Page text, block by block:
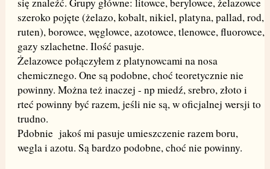
szeroko pojęte (żelazo, kobalt, nikiel, platyna, pallad, rod,
ruten), borowce, węglowce, azotowce, tlenowce, fluorowce,
gazy szlachetne. Ilość pasuje.
Żelazowce połączyłem z platynowcami na nosa
chemicznego. One są podobne, choć teoretycznie nie
powinny. Można też inaczej - np miedź, srebro, złoto i
rteć powinny być razem, jeśli nie są, w oficjalnej wersji to
trudno.
Pdobnie jakoś mi pasuje umieszczenie razem boru,
wegla i azotu. Są bardzo podobne, choć nie powinny.